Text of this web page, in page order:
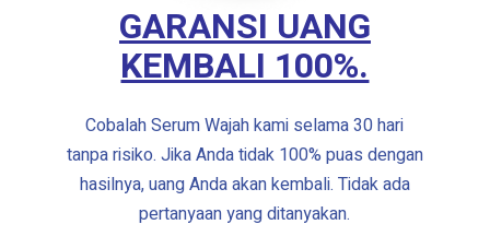
GARANSI UANG
KEMBALI 100%.
Cobalah Serum Wajah kami selama 30 hari
tanpa risiko. Jika Anda tidak 100% puas dengan
hasilnya, uang Anda akan kembali. Tidak ada
pertanyaan yang ditanyakan.